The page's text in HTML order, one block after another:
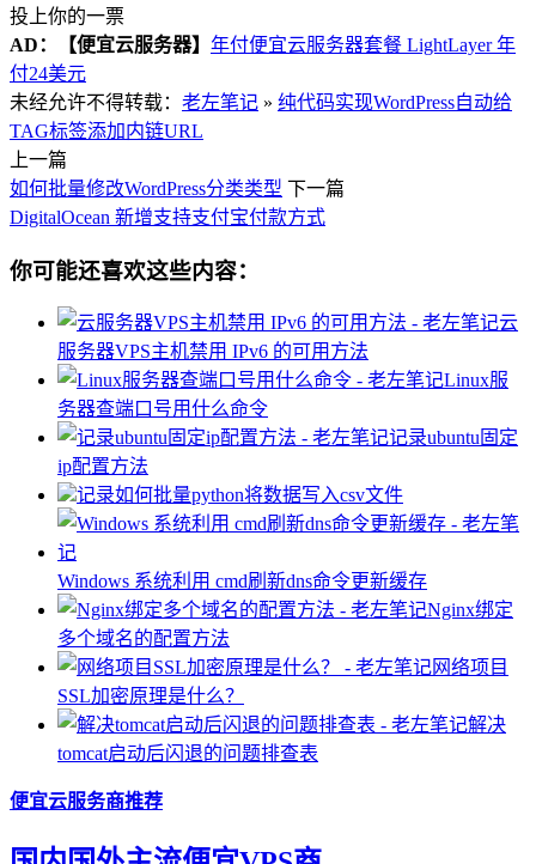
投上你的一票
AD：
【便宜云服务器】 年付便宜云服务器套餐 LightLayer 年
付24美元
未经允许不得转载： 老左笔记 » 纯代码实现WordPress自动给
TAG标签添加内链URL
上一篇
如何批量修改WordPress分类类型 下一篇
DigitalOcean 新增支持支付宝付款方式
你可能还喜欢这些内容：
云
服务器VPS主机禁用 IPv6 的可用方法
Linux服
务器查端口号用什么命令
记录ubuntu固定
ip配置方法
记录如何批量python将数据写入csv文件
Windows 系统利用 cmd刷新dns命令更新缓存
Nginx绑定
多个域名的配置方法
网络项目
SSL加密原理是什么？
解决
tomcat启动后闪退的问题排查表
便宜云服务商推荐